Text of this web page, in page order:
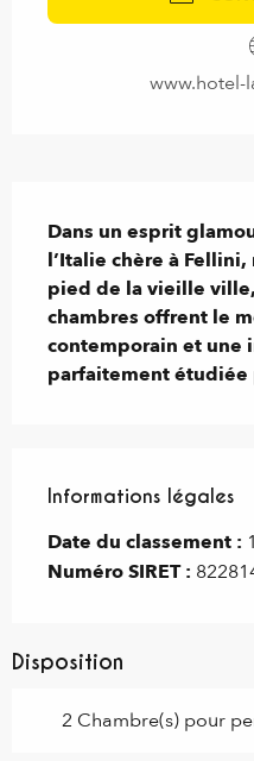
www.hotel-
Dans un esprit
l’Italie chère à
pied de la vieille
chambres offrent le
contemporain et une
parfaitement étudiée
Informations légales
Informations légales
Date du classement :
Numéro SIRET :
Disposition
2 Chambre(s) pour